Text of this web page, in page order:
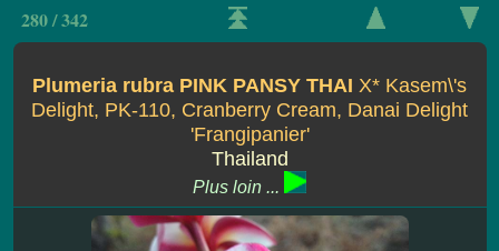
280 / 342
Plumeria rubra PINK PANSY THAI X* Kasem\'s
Delight, PK-110, Cranberry Cream, Danai Delight
'Frangipanier'
Thailand
Plus loin ...